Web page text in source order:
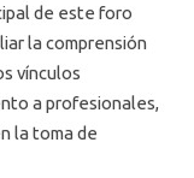
de este foro
la comprensión
vínculos
a profesionales,
la toma de